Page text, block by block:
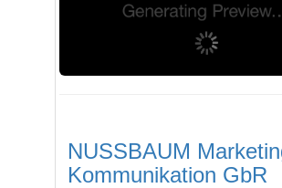
NUSSBAUM
Kommunikation GbR